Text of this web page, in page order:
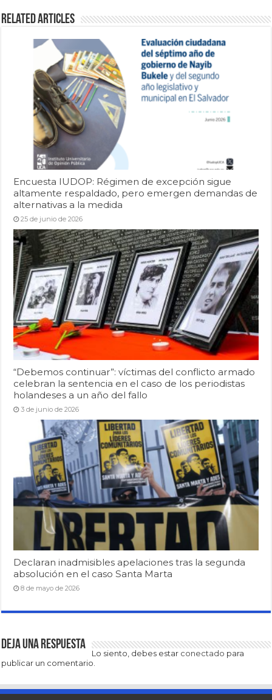
Related Articles
Encuesta IUDOP: Régimen de excepción sigue
altamente respaldado, pero emergen demandas de
alternativas a la medida
25 de junio de 2026
“Debemos continuar”: víctimas del conflicto armado
celebran la sentencia en el caso de los periodistas
holandeses a un año del fallo
3 de junio de 2026
Declaran inadmisibles apelaciones tras la segunda
absolución en el caso Santa Marta
8 de mayo de 2026
Deja una respuesta
Lo siento, debes estar conectado para
publicar un comentario.